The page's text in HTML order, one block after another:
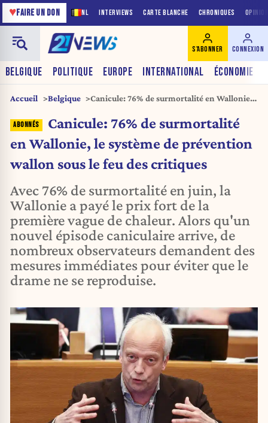
NL INTERVIEWS CARTE BLANCHE CHRONIQUES
♥FAIRE UN DON
BELGIQUE POLITIQUE EUROPE INTERNATIONAL ÉCONOMIE
S'ABONNER CONNEXION
Accueil Belgique
Canicule: 76% de surmortalité en Wallonie,
des critiques
Canicule: 76% de surmortalité
en Wallonie, le système de prévention
wallon sous le feu des critiques
Avec 76% de surmortalité en juin, la
Wallonie a payé le prix fort de la
première vague de chaleur. Alors qu'un
nouvel épisode caniculaire arrive, de
nombreux observateurs demandent des
mesures immédiates pour éviter que le
drame ne se reproduise.